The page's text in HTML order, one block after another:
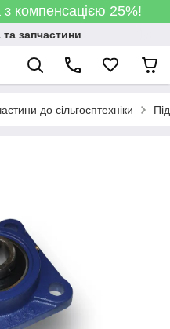
з компенсацією 25%!
та запчастини
до сільгосптехніки